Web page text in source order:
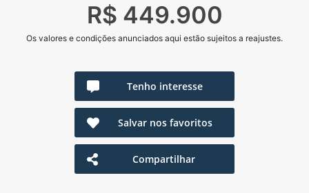
R$ 449.900
Os valores e condições anunciados aqui estão sujeitos a reajustes.
Tenho interesse
Salvar nos favoritos
Compartilhar